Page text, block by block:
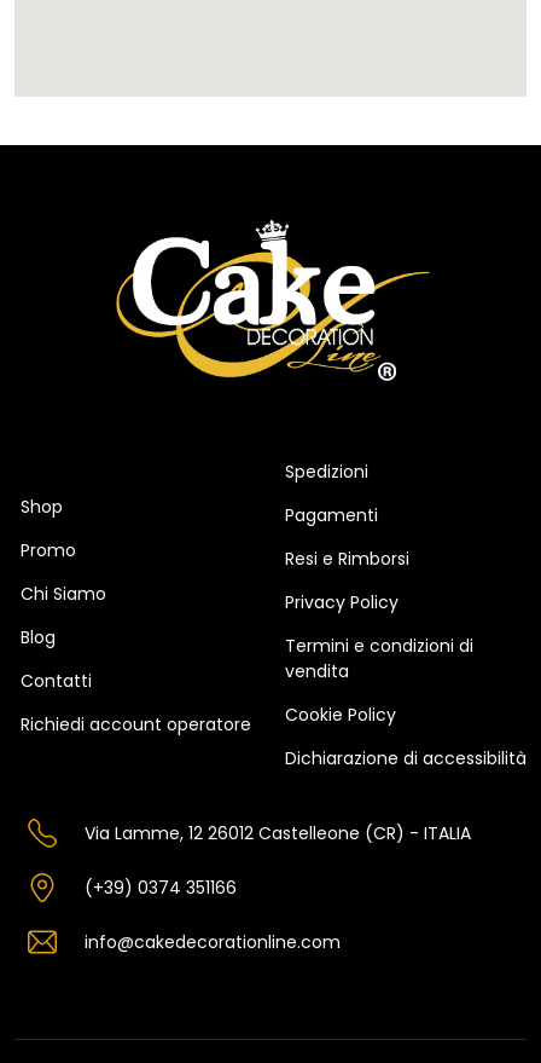
Shop
Promo
Chi Siamo
Blog
Contatti
Richiedi account operatore
Spedizioni
Pagamenti
Resi e Rimborsi
Privacy Policy
Termini e condizioni di
vendita
Cookie Policy
Dichiarazione di accessibilità
Via Lamme, 12 26012 Castelleone (CR) - ITALIA
(+39) 0374 351166
info@cakedecorationline.com